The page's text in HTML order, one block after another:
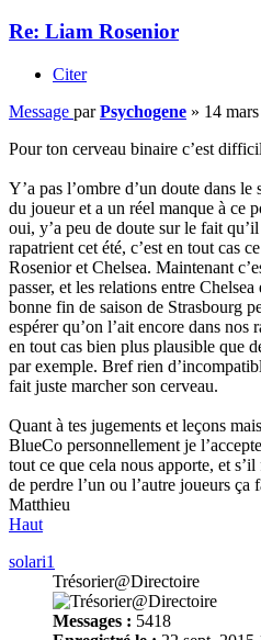
Re: Liam Rosenior
Citer
Message parPsychogene » 14
Pour ton cerveau binaire c’est
Y’a pas l’ombre d’un doute dans
du joueur et a un réel manque à ce
oui, y’a peu de doute sur le fait
rapatrient cet été, c’est en tout cas
Rosenior et Chelsea. Maintenant
passer, et les relations entre
bonne fin de saison de Strasbourg
espérer qu’on l’ait encore dans nos
en tout cas bien plus plausible que
par exemple. Bref rien
fait juste marcher son cerveau.
Quant à tes jugements et leçons
BlueCo personnellement je
tout ce que cela nous apporte, et
de perdre l’un ou l’autre joueurs ça
Matthieu
Haut
solari1
Trésorier@Directoire
Messages : 5418